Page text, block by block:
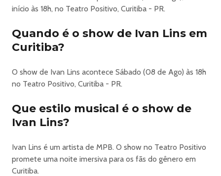
Ivan Lins - 80 Anos Em Curitiba
Em roteiro afetivo que foge do óbvio Ivan Lins comemora
seus
amigos.
“Eu me lembro...
Assim começa a letra de “Agora, sucesso do início da
carreira
compositor
carioca chega aos 80 anos, carregado de lembranças e
histórias que moldaram suas músicas. Afinal, a majestosa
início às 18h, no Teatro Positivo, Curitiba - PR.
Quando é o show de Ivan Lins em
Curitiba?
O show de Ivan Lins acontece Sábado (08 de Ago) às 18h
no Teatro Positivo, Curitiba - PR.
Que estilo musical é o show de
Ivan Lins?
Ivan Lins é um artista de MPB. O show no Teatro Positivo
promete uma noite imersiva para os fãs do gênero em
Curitiba.